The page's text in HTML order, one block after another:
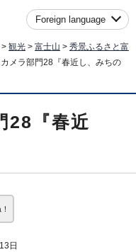
Foreign language
> 観光 > 富士山 > 秀景ふるさと富
メラ部門28『春近し、みちの
28『春近
日